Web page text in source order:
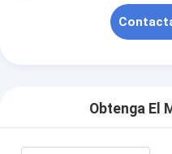
Obtenga El